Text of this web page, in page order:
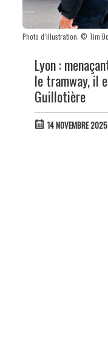
Photo d’illustration. © Tim
Lyon :
le tramway, il
Guillotière
14 NOVEMBRE